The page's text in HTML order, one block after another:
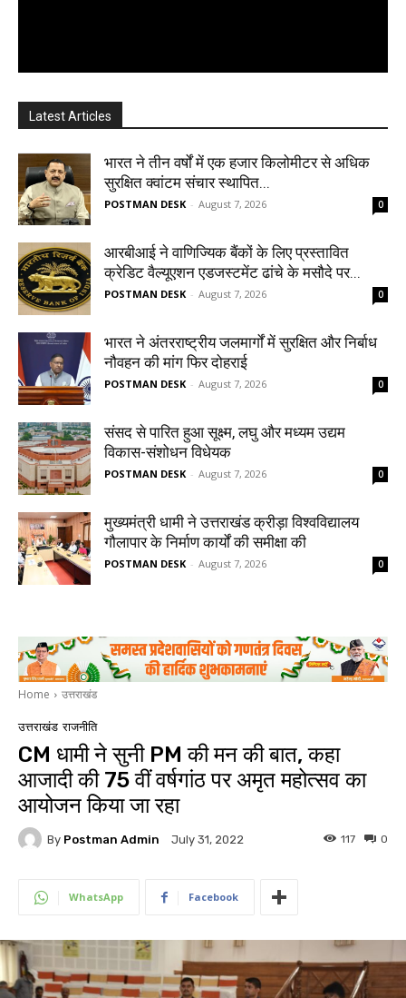
Latest Articles
भारत ने तीन वर्षों में एक हजार किलोमीटर से अधिक
सुरक्षित क्वांटम संचार स्थापित...
POSTMAN DESK - August 7, 2026 0
आरबीआई ने वाणिज्यिक बैंकों के लिए प्रस्तावित
क्रेडिट वैल्यूएशन एडजस्टमेंट ढांचे के मसौदे पर...
POSTMAN DESK - August 7, 2026 0
भारत ने अंतरराष्ट्रीय जलमार्गों में सुरक्षित और निर्बाध
नौवहन की मांग फिर दोहराई
POSTMAN DESK - August 7, 2026 0
संसद से पारित हुआ सूक्ष्म, लघु और मध्यम उद्यम
विकास-संशोधन विधेयक
POSTMAN DESK - August 7, 2026 0
मुख्यमंत्री धामी ने उत्तराखंड क्रीड़ा विश्वविद्यालय
गौलापार के निर्माण कार्यों की समीक्षा की
POSTMAN DESK - August 7, 2026 0